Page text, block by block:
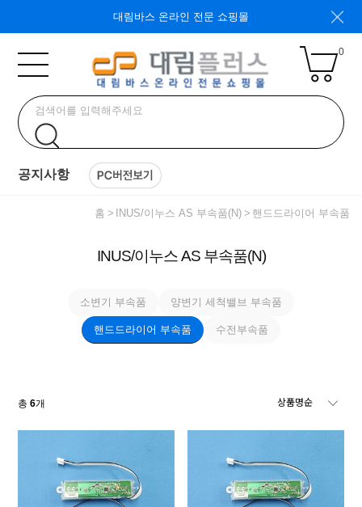
대림바스 온라인 전문 쇼핑몰
0
공지사항
홈 INUS/이누스 AS 부속품(N) 핸드드라이어 부속품
INUS/이누스 AS 부속품(N)
소변기 부속품 양변기 세척밸브 부속품
핸드드라이어 부속품 수전부속품
총6개